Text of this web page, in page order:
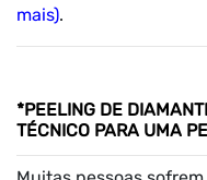
mais).
*PEELING DE
TÉCNICO PARA UMA